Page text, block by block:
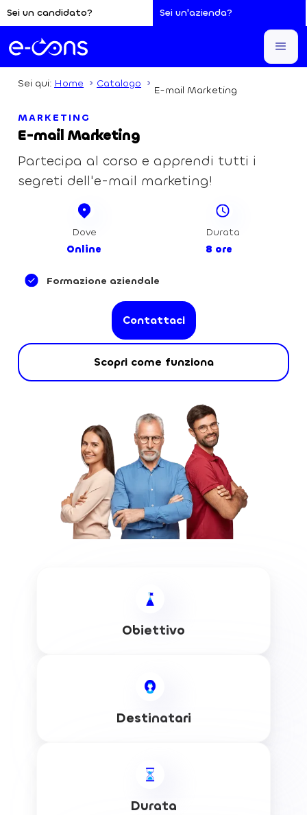
Sei un candidato? Sei un'azienda?
Sei qui: Home Catalogo
E-mail Marketing
MARKETING
E-mail Marketing
Partecipa al corso e apprendi tutti i
segreti dell'e-mail marketing!
Dove
Online
Durata
8 ore
Formazione aziendale
Contattaci
Scopri come funziona
Obiettivo
Destinatari
Durata